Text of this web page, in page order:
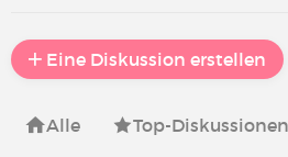
Eine Diskussion erstellen
Alle Top-Diskussionen